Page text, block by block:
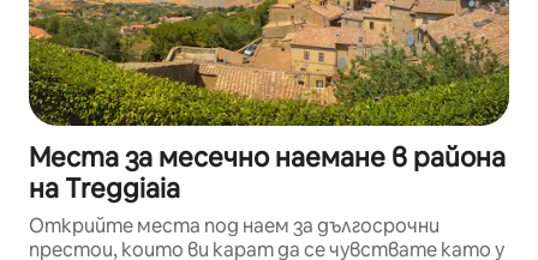
Места за месечно наемане в района
на Treggiaia
Открийте места под наем за дългосрочни
престои, които ви карат да се чувствате като у